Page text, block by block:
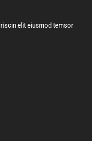
elit eiusmod temsor